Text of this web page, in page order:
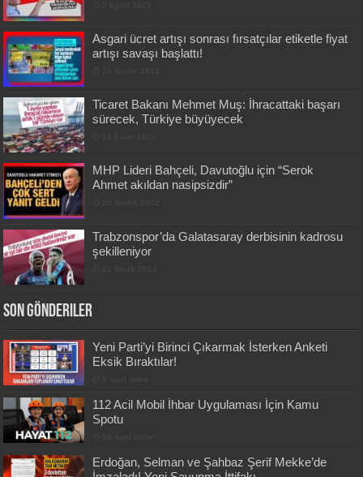
Asgari ücret artışı sonrası fırsatçılar etiketle fiyat
artışı savaşı başlattı!
Ticaret Bakanı Mehmet Muş: İhracattaki başarı
sürecek, Türkiye büyüyecek
MHP Lideri Bahçeli, Davutoğlu için “Serok
Ahmet akıldan nasipsizdir”
Trabzonspor’da Galatasaray derbisinin kadrosu
şekilleniyor
Son Gönderiler
Yeni Parti’yi Birinci Çıkarmak İsterken Anketi
Eksik Bıraktılar!
112 Acil Mobil İhbar Uygulaması İçin Kamu
Spotu
Erdoğan, Selman ve Şahbaz Şerif Mekke’de